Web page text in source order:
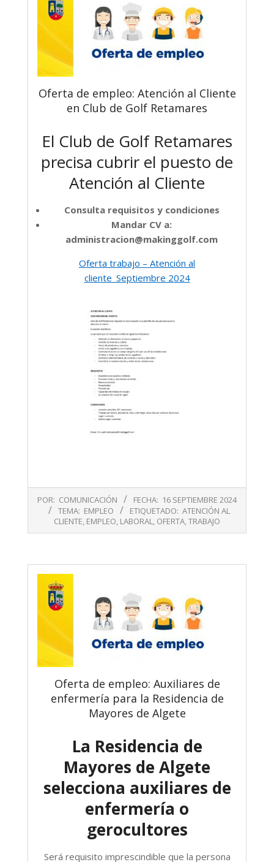
Oferta de empleo: Atención al Cliente
en Club de Golf Retamares
El Club de Golf Retamares
precisa cubrir el puesto de
Atención al Cliente
Consulta requisitos y condiciones
Mandar CV a:
administracion@makinggolf.com
Oferta trabajo – Atención al
cliente_Septiembre 2024
09-
POR: COMUNICACIÓN FECHA: 16 SEPTIEMBRE 2024
TEMA: EMPLEO ETIQUETADO: ATENCIÓN AL
CLIENTE, EMPLEO, LABORAL, OFERTA,TRABAJO
Oferta de empleo: Auxiliares de
enfermería para la Residencia de
Mayores de Algete
La Residencia de
Mayores de Algete
selecciona auxiliares de
enfermería o
gerocultores
Será requisito imprescindible que la persona